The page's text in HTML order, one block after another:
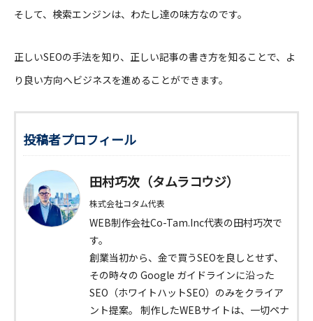
そして、検索エンジンは、わたし達の味方なのです。
正しいSEOの手法を知り、正しい記事の書き方を知ることで、よ
り良い方向へビジネスを進めることができます。
投稿者プロフィール
田村巧次（タムラコウジ）
株式会社コタム代表
WEB制作会社Co-Tam.Inc代表の田村巧次で
す。
創業当初から、金で買うSEOを良しとせず、
その時々の Google ガイドラインに沿った
SEO（ホワイトハットSEO）のみをクライア
ント提案。 制作したWEBサイトは、一切ペナ